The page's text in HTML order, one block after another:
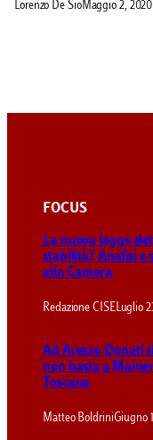
Lorenzo De SioMaggio 2, 2020
FOCUS
La nuova legge
stabilità? Analisi e
alla Camera
Redazione CISELuglio
Ad Arezzo Donati
non basta a
Toscana
Matteo BoldriniGiugno